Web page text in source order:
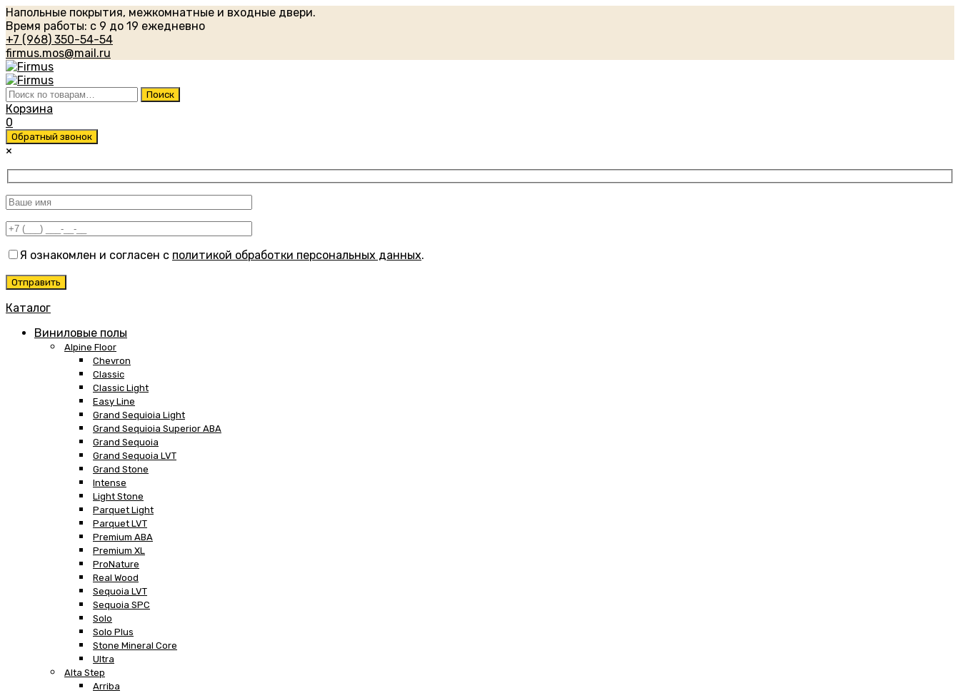
Напольные покрытия, межкомнатные и входные двери.
Время работы: с 9 до 19 ежедневно
+7 (968) 350-54-54
firmus.mos@mail.ru
Искать: Поиск
Корзина
0
Обратный звонок
×
Я ознакомлен и согласен с политикой обработки персональных данных.
Каталог
Виниловые полы
Alpine Floor
Chevron
Classic
Classic Light
Easy Line
Grand Sequioia Light
Grand Sequioia Superior ABA
Grand Sequoia
Grand Sequoia LVT
Grand Stone
Intense
Light Stone
Parquet Light
Parquet LVT
Premium ABA
Premium XL
ProNature
Real Wood
Sequoia LVT
Sequoia SPC
Solo
Solo Plus
Stone Mineral Core
Ultra
Alta Step
Arriba